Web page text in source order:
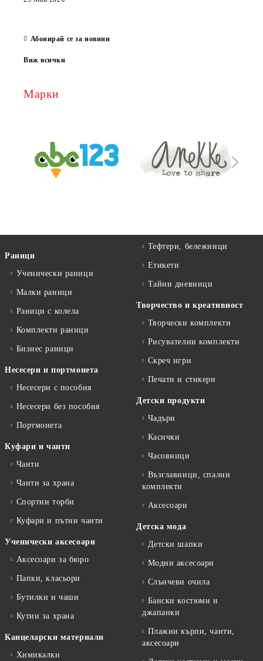
Абонирай се за новини
Виж всички
Марки
Раници
Ученически раници
Малки раници
Раници с колела
Комплекти раници
Бизнес раници
Несесери и портмонета
Несесери с пособия
Несесери без пособия
Портмонета
Куфари и чанти
Чанти
Чанти за храна
Спортни торби
Куфари и пътни чанти
Ученически аксесоари
Аксесоари за бюро
Папки, класьори
Бутилки и чаши
Кутии за храна
Канцеларски материали
Химикалки
Тефтери, бележници
Етикети
Тайни дневници
Творчество и креативност
Творчески комплекти
Рисувателни комплекти
Скреч игри
Печати и стикери
Детски продукти
Чадъри
Касички
Часовници
Възглавници, спални
комплекти
Аксесоари
Детска мода
Детски шапки
Модни аксесоари
Слънчеви очила
Бански костюми и
джапанки
Плажни кърпи, чанти,
аксесоари